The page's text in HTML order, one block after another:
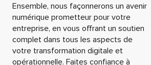
Ensemble, nous façonnerons un avenir
numérique prometteur pour votre
entreprise, en vous offrant un soutien
complet dans tous les aspects de
votre transformation digitale et
opérationnelle. Faites confiance à